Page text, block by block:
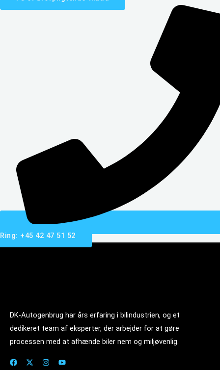
Ring: +45 42 47 51 52
DK-Autogenbrug har års erfaring i bilindustrien, og et
dedikeret team af eksperter, der arbejder for at gøre
processen med at afhænde biler nem og miljøvenlig.